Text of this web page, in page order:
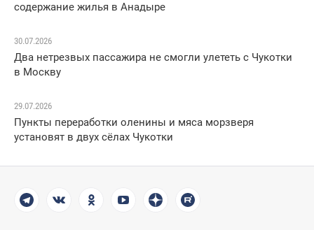
содержание жилья в Анадыре
30.07.2026
Два нетрезвых пассажира не смогли улететь с Чукотки
в Москву
29.07.2026
Пункты переработки оленины и мяса морзверя
установят в двух сёлах Чукотки